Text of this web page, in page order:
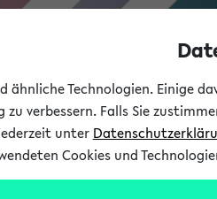
Studium
ähnliche Technologien. Einige
verbessern. Falls Sie
unter
Cookies und